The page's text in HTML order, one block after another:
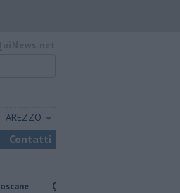
AREZZO
Contatti
Quattro chili di droga nel frigo del vicino